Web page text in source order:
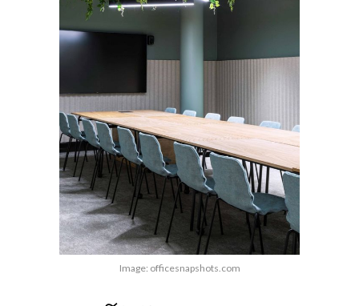
Image: officesnapshots.com